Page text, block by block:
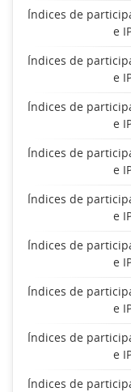
Índices de
e
Índices de
e
Índices de
e
Índices de
e
Índices de
e
Índices de
e
Índices de
e
Índices de
e
Índices de